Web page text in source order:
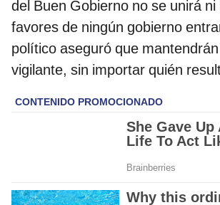
del Buen Gobierno no se unirá
favores de ningún gobierno
político aseguró que
vigilante, sin importar quién